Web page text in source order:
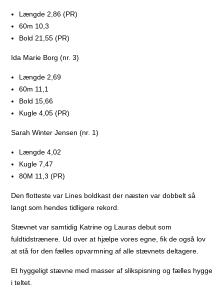
Længde 2,86 (PR)
60m 10,3
Bold 21,55 (PR)
Ida Marie Borg (nr. 3)
Længde 2,69
60m 11,1
Bold 15,66
Kugle 4,05 (PR)
Sarah Winter Jensen (nr. 1)
Længde 4,02
Kugle 7,47
80M 11,3 (PR)
Den flotteste var Lines boldkast der næsten var dobbelt så
langt som hendes tidligere rekord.
Stævnet var samtidig Katrine og Lauras debut som
fuldtidstrænere. Ud over at hjælpe vores egne, fik de også lov
at stå for den fælles opvarmning af alle stævnets deltagere.
Et hyggeligt stævne med masser af slikspisning og fælles hygge
i teltet.